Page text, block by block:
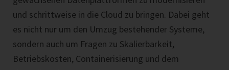
und schrittweise in die Cloud zu bringen. Dabei geht
es nicht nur um den Umzug bestehender Systeme,
sondern auch um Fragen zu Skalierbarkeit,
Betriebskosten, Containerisierung und dem